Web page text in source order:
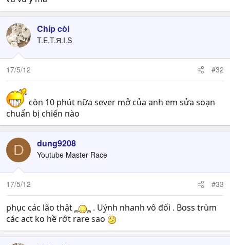
Chíp còi
T.E.T.Я.I.S
17/5/12 #32
còn 10 phút nữa sever mở của anh em sửa soạn
chuẩn bị chiến nào
D dung9208
Youtube Master Race
17/5/12 #33
phục các lão thật
. Uýnh nhanh vô đối . Boss trùm
các act ko hề rớt rare sao